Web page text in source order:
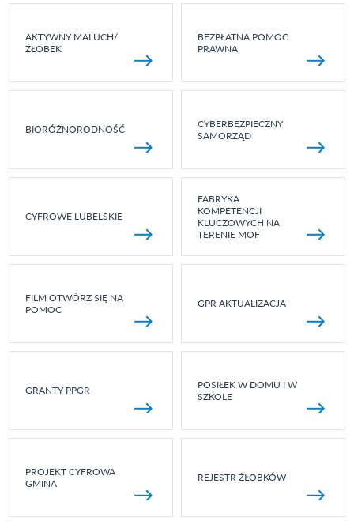
AKTYWNY MALUCH/
ŻŁOBEK
BEZPŁATNA POMOC
PRAWNA
BIORÓŻNORODNOŚĆ
CYBERBEZPIECZNY
SAMORZĄD
CYFROWE LUBELSKIE
FABRYKA
KOMPETENCJI
KLUCZOWYCH NA
TERENIE MOF
FILM OTWÓRZ SIĘ NA
POMOC
GPR AKTUALIZACJA
GRANTY PPGR
POSIŁEK W DOMU I W
SZKOLE
PROJEKT CYFROWA
GMINA
REJESTR ŻŁOBKÓW